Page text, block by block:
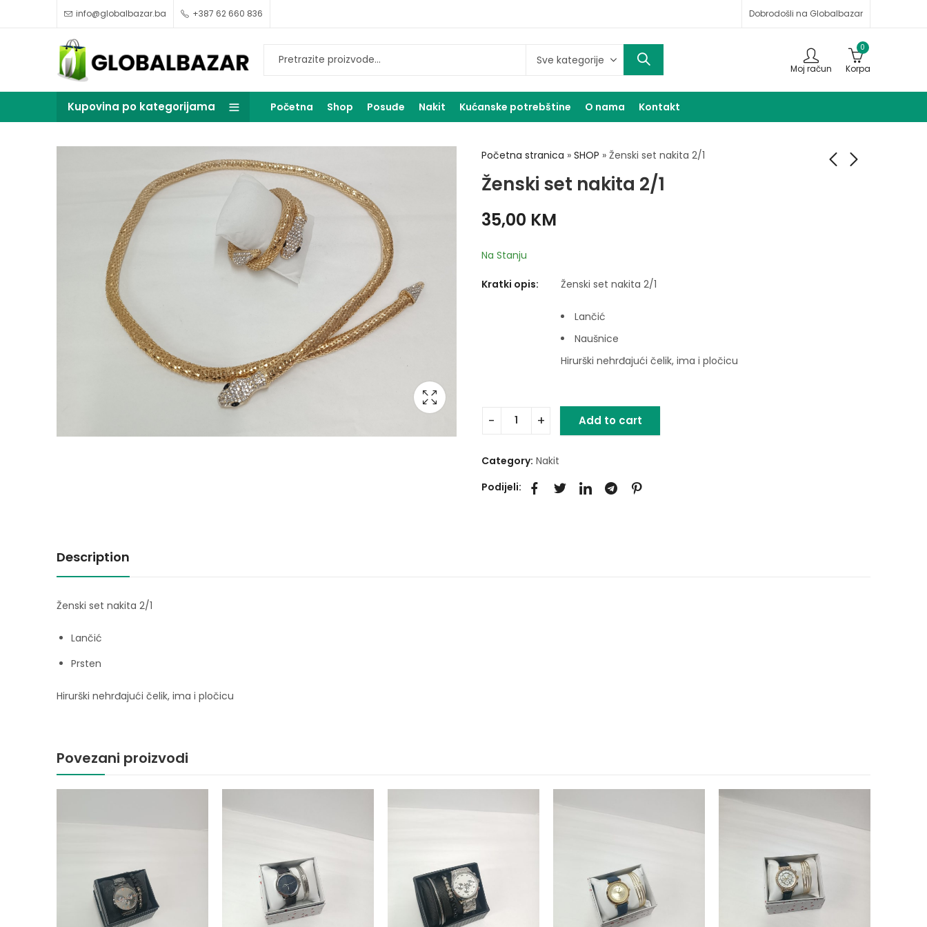
info@globalbazar.ba +387 62 660 836 Dobrodošli na Globalbazar
Moj račun
0
Korpa
Kupovina po kategorijama Početna Shop Posuđe Nakit Kućanske potrebštine O nama Kontakt
Početna stranica » SHOP » Ženski set nakita 2/1
Ženski set nakita 2/1
35,00 KM
Na Stanju
Kratki opis: Ženski set nakita 2/1
Lančić
Naušnice
Hirurški nehrđajući čelik, ima i pločicu
Add to cart
Category: Nakit
Podijeli:
Description
Ženski set nakita 2/1
Lančić
Prsten
Hirurški nehrđajući čelik, ima i pločicu
Povezani proizvodi